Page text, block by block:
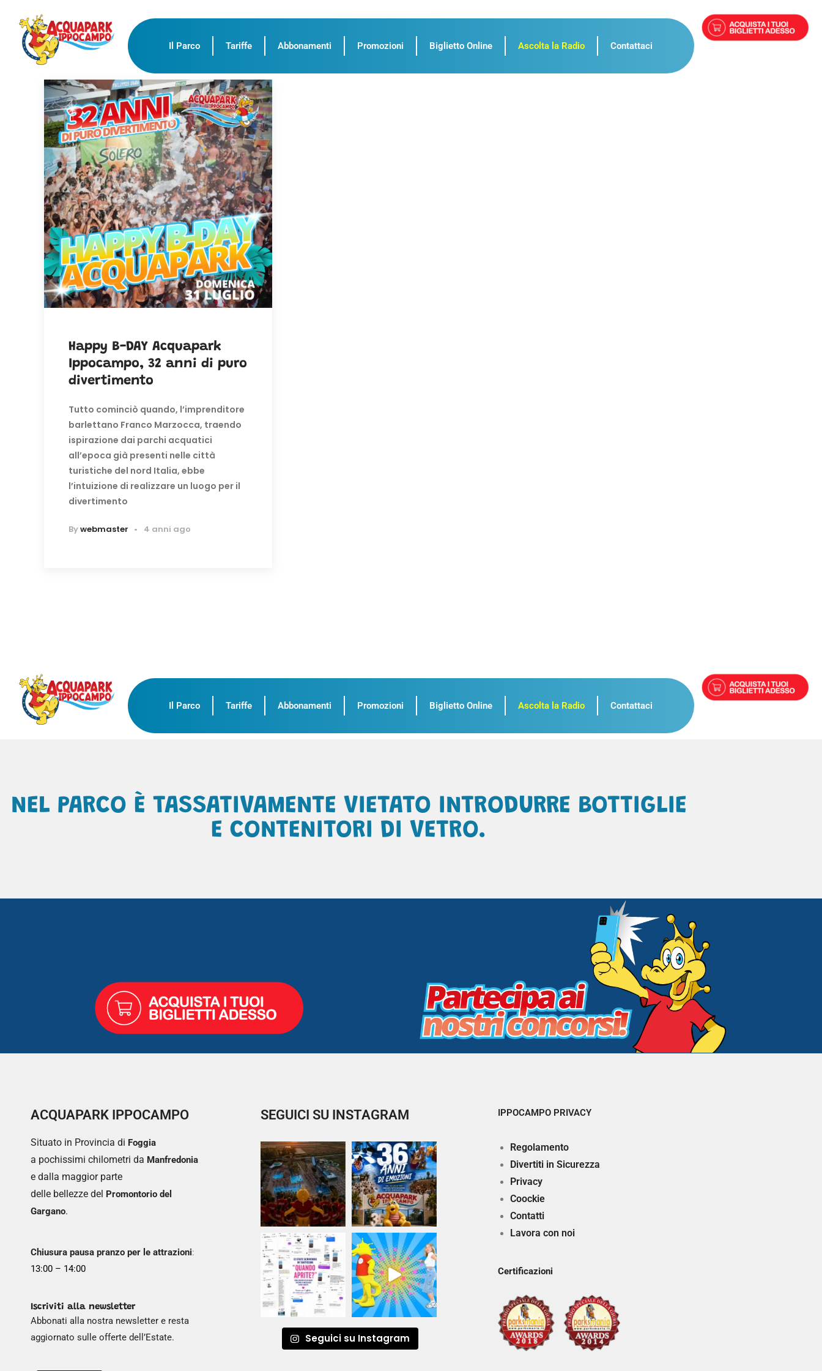
Il Parco Tariffe Abbonamenti Promozioni Biglietto Online Ascolta la Radio Contattaci
Happy B-DAY Acquapark
Ippocampo, 32 anni di puro
divertimento
Tutto cominciò quando, l’imprenditore
barlettano Franco Marzocca, traendo
ispirazione dai parchi acquatici
all’epoca già presenti nelle città
turistiche del nord Italia, ebbe
l’intuizione di realizzare un luogo per il
divertimento
Bywebmaster 4 anni ago
Il Parco Tariffe Abbonamenti Promozioni Biglietto Online Ascolta la Radio Contattaci
NEL PARCO È TASSATIVAMENTE VIETATO INTRODURRE BOTTIGLIE
E CONTENITORI DI VETRO.
ACQUAPARK IPPOCAMPO
Situato in Provincia di Foggia
a pochissimi chilometri da Manfredonia
e dalla maggior parte
delle bellezze del Promontorio del
Gargano.
Chiusura pausa pranzo per le attrazioni:
13:00 – 14:00
Iscriviti alla newsletter
Abbonati alla nostra newsletter e resta
aggiornato sulle offerte dell’Estate.
SEGUICI SU INSTAGRAM
Seguici su Instagram
IPPOCAMPO PRIVACY
Regolamento
Divertiti in Sicurezza
Privacy
Coockie
Contatti
Lavora con noi
Certificazioni